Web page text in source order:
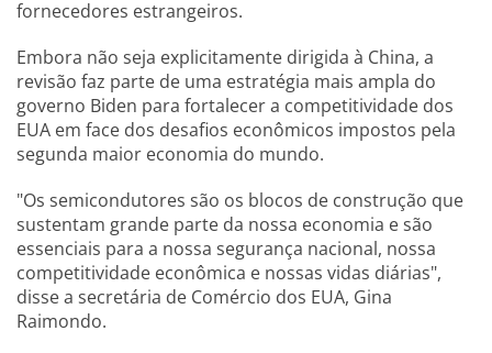
fornecedores estrangeiros.
Embora não seja explicitamente dirigida à China, a
revisão faz parte de uma estratégia mais ampla do
governo Biden para fortalecer a competitividade dos
EUA em face dos desafios econômicos impostos pela
segunda maior economia do mundo.
"Os semicondutores são os blocos de construção que
sustentam grande parte da nossa economia e são
essenciais para a nossa segurança nacional, nossa
competitividade econômica e nossas vidas diárias",
disse a secretária de Comércio dos EUA, Gina
Raimondo.